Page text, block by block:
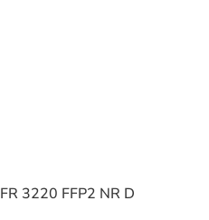
FR 3220 FFP2 NR D